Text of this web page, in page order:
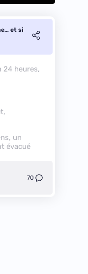
et si
24 heures,
un
évacué
70